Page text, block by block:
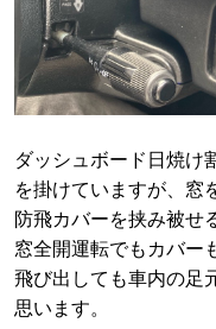
ダッシュボード日焼け
を掛けていますが、窓
防飛カバーを挟み被せ
窓全開運転でもカバー
飛び出しても車内の足
思います。